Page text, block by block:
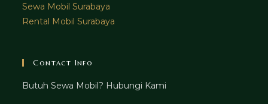
Sewa Mobil Surabaya
Rental Mobil Surabaya
Contact Info
Butuh Sewa Mobil? Hubungi Kami